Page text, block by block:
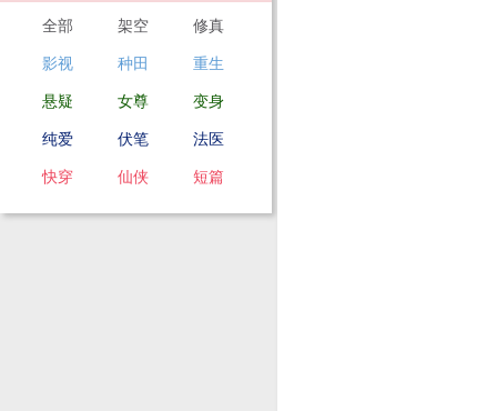
全部 架空 修真
影视 种田 重生
悬疑 女尊 变身
纯爱 伏笔 法医
快穿 仙侠 短篇